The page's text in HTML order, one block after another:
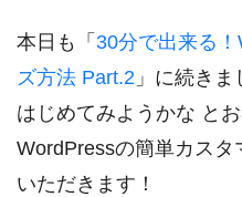
本日も「 30分で出来る
ズ方法 Part.2 」に続き
はじめてみようかな と
WordPressの簡単カスタ
いただきます！